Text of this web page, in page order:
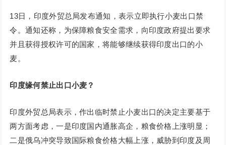
13日，印度外贸总局发布通知，表示立即执行小麦出口禁
令。通知还称，为保障粮食安全需求，向印度政府提出要求
并且获得授权许可的国家，将能够继续获得印度出口的小
麦。
印度缘何禁止出口小麦？
印度外贸总局表示，作出临时禁止小麦出口的决定主要基于
两方面考虑，一是印度国内通胀高企，粮食价格上涨明显；
二是俄乌冲突导致国际粮食价格大幅上涨，威胁到印度及周